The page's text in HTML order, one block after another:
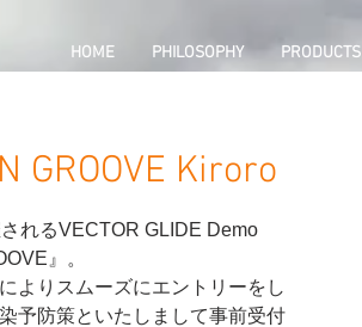
HOME PHILOSOPHY PRODUCTS
GROOVE Kiroro
れるVECTOR GLIDE Demo
』。
よりスムーズにエントリーをし
予防策といたしまして事前受付